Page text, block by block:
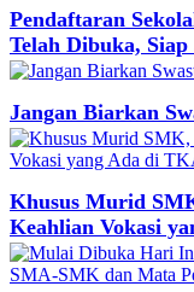
Pendaftaran
Telah Dibuka,
Jangan Biarkan
Khusus Murid
Keahlian Vokasi